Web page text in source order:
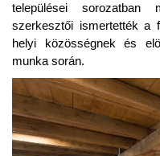
települései sorozatban
szerkesztői ismertették a
helyi közösségnek és
munka során.